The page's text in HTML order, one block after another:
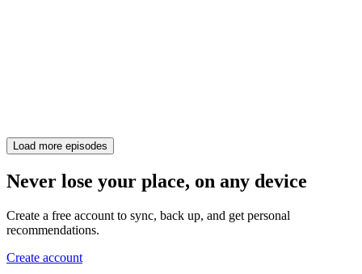
Load more episodes
Never lose your place, on any device
Create a free account to sync, back up, and get personal
recommendations.
Create account